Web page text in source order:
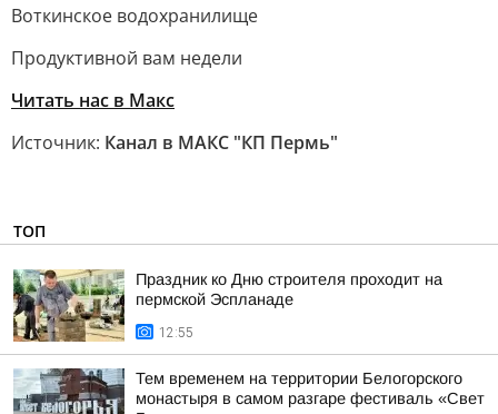
Воткинское водохранилище
Продуктивной вам недели
Читать нас в Макс
Источник: Канал в МАКС "КП Пермь"
ТОП
Праздник ко Дню строителя проходит на
пермской Эспланаде
12:55
Тем временем на территории Белогорского
монастыря в самом разгаре фестиваль «Свет